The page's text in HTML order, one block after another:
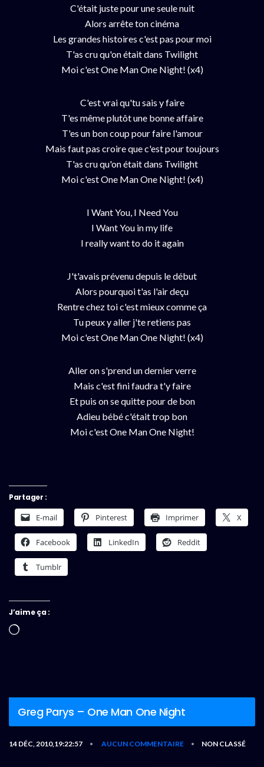
C'était juste pour une seule nuit
Alors arrête ton cinéma
Les grandes histoires c'est pas pour moi
T'as cru qu'on était dans Twilight
Moi c'est One Man One Night! (x4)
C'est vrai qu'tu sais y faire
T'es même plutôt une bonne affaire
T'es un bon coup pour faire l'amour
Mais faut pas croire que c'est pour toujours
T'as cru qu'on était dans Twilight
Moi c'est One Man One Night! (x4)
I Want You, I Need You
I Want You in my life
I really want to do it again
J't'avais prévenu depuis le début
Alors pourquoi t'as l'air deçu
Rentre chez toi c'est mieux comme ça
Tu peux y aller j'te retiens pas
Moi c'est One Man One Night! (x4)
Aller on s'prend un dernier verre
Mais c'est fini faudra t'y faire
Et puis on se quitte pour de bon
Adieu bébé c'était trop bon
Moi c'est One Man One Night!
Partager :
E-mail Pinterest Imprimer X
Facebook LinkedIn Reddit
Tumblr
J’aime ça :
Chargement…
Greg Parys – One Man One Night
14 DÉC, 2010,19:22:57 • AUCUN COMMENTAIRE • NON CLASSÉ